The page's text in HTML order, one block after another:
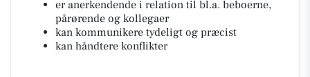
er anerkendende i relation til bl.a. beboerne,
pårørende og kollegaer
kan kommunikere tydeligt og præcist
kan håndtere konflikter